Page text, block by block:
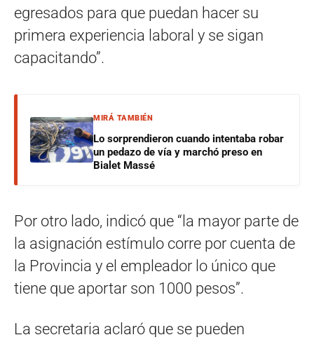
egresados para que puedan hacer su
primera experiencia laboral y se sigan
capacitando”.
MIRÁ TAMBIÉN
Lo sorprendieron cuando intentaba robar
un pedazo de vía y marchó preso en
Bialet Massé
Por otro lado, indicó que “la mayor parte de
la asignación estímulo corre por cuenta de
la Provincia y el empleador lo único que
tiene que aportar son 1000 pesos”.
La secretaria aclaró que se pueden